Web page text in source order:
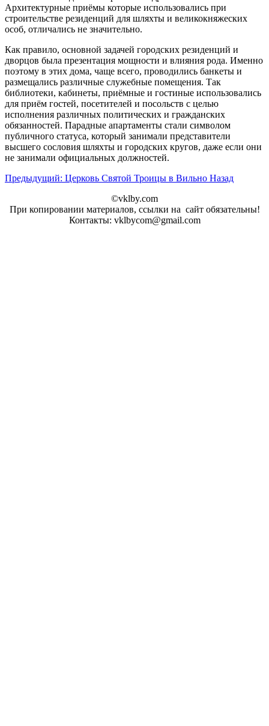
Архитектурные приёмы которые использовались при
строительстве резиденций для шляхты и великокняжеских
особ, отличались не значительно.
Как правило, основной задачей городских резиденций и
дворцов была презентация мощности и влияния рода. Именно
поэтому в этих дома, чаще всего, проводились банкеты и
размещались различные служебные помещения. Так
библиотеки, кабинеты, приёмные и гостиные использовались
для приём гостей, посетителей и посольств с целью
исполнения различных политических и гражданских
обязанностей. Парадные апартаменты стали символом
публичного статуса, который занимали представители
высшего сословия шляхты и городских кругов, даже если они
не занимали официальных должностей.
Предыдущий: Церковь Святой Троицы в Вильно Назад
©vklby.com
При копировании материалов, ссылки на сайт обязательны!
Контакты: vklbycom@gmail.com